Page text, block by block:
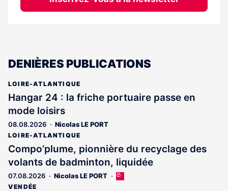
DENIÈRES PUBLICATIONS
LOIRE-ATLANTIQUE
Hangar 24 : la friche portuaire passe en
mode loisirs
08.08.2026 Nicolas LE PORT
LOIRE-ATLANTIQUE
Compo’plume, pionnière du recyclage des
volants de badminton, liquidée
07.08.2026 Nicolas LE PORT
Cet
VENDÉE